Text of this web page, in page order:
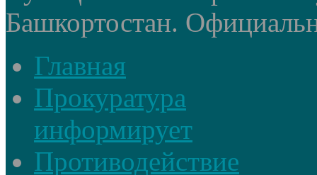
Башкортостан.
Главная
Прокуратура
информирует
Противодействие